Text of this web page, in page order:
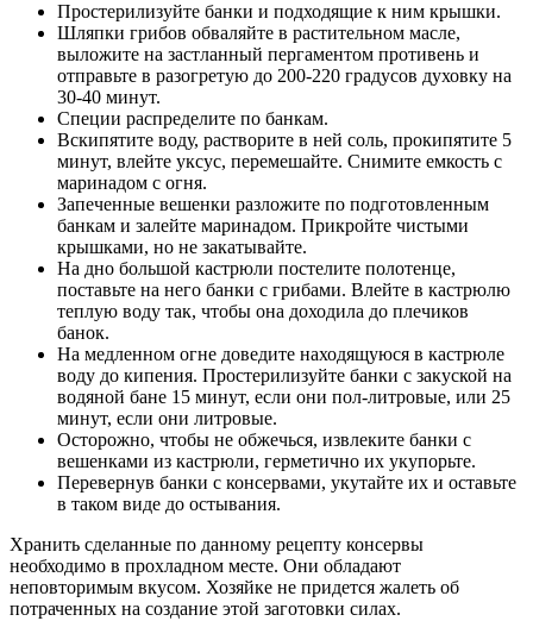
Простерилизуйте банки и подходящие к ним крышки.
Шляпки грибов обваляйте в растительном масле,
выложите на застланный пергаментом противень и
отправьте в разогретую до 200-220 градусов духовку на
30-40 минут.
Специи распределите по банкам.
Вскипятите воду, растворите в ней соль, прокипятите 5
минут, влейте уксус, перемешайте. Снимите емкость с
маринадом с огня.
Запеченные вешенки разложите по подготовленным
банкам и залейте маринадом. Прикройте чистыми
крышками, но не закатывайте.
На дно большой кастрюли постелите полотенце,
поставьте на него банки с грибами. Влейте в кастрюлю
теплую воду так, чтобы она доходила до плечиков
банок.
На медленном огне доведите находящуюся в кастрюле
воду до кипения. Простерилизуйте банки с закуской на
водяной бане 15 минут, если они пол-литровые, или 25
минут, если они литровые.
Осторожно, чтобы не обжечься, извлеките банки с
вешенками из кастрюли, герметично их укупорьте.
Перевернув банки с консервами, укутайте их и оставьте
в таком виде до остывания.
Хранить сделанные по данному рецепту консервы
необходимо в прохладном месте. Они обладают
неповторимым вкусом. Хозяйке не придется жалеть об
потраченных на создание этой заготовки силах.